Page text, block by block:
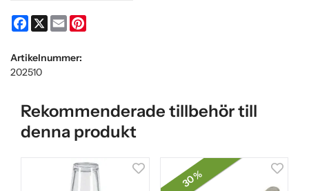
Facebook
X Email
Artikelnummer:
202510
Rekommenderade tillbehör till
denna produkt
30 %